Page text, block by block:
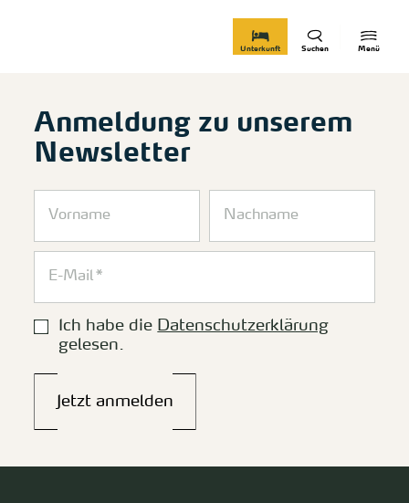
Menü
Suchen
Unterkunft
Anmeldung zu unserem
Newsletter
Ich habe die Datenschutzerklärung
gelesen.
Jetzt anmelden